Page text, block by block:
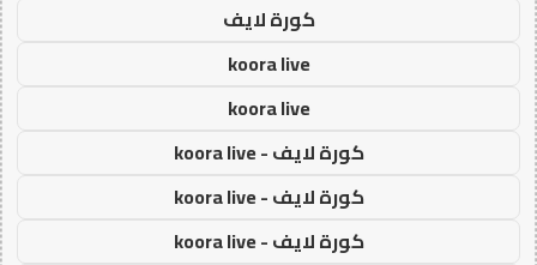
كورة لايف
koora live
koora live
كورة لايف - koora live
كورة لايف - koora live
كورة لايف - koora live